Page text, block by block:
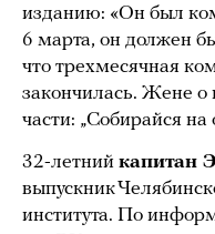
изданию: «Он был
6 марта, он должен
что трехмесячная
закончилась. Жене
части: „Собирайся на
32-летний капитан
выпускник
института. По